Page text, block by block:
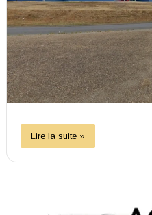
Lire la suite »